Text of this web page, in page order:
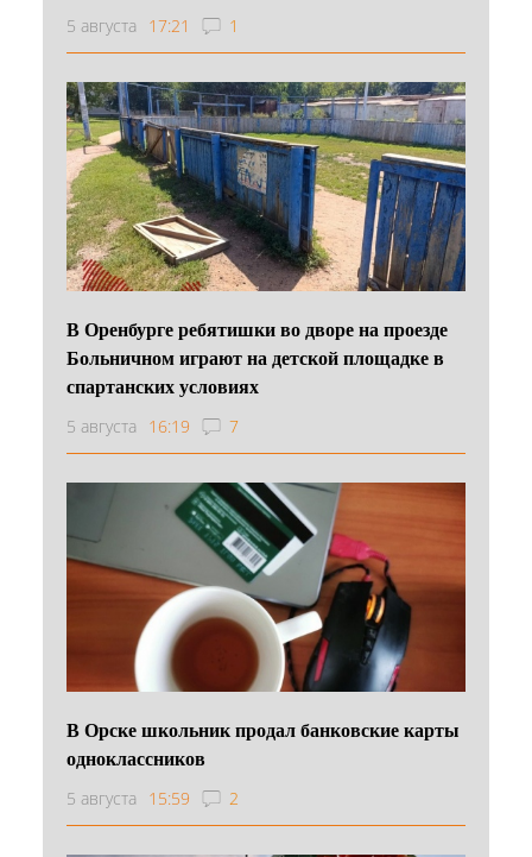
5 августа 17:21 1
В Оренбурге ребятишки во дворе на проезде
Больничном играют на детской площадке в
спартанских условиях
5 августа 16:19 7
В Орске школьник продал банковские карты
одноклассников
5 августа 15:59 2